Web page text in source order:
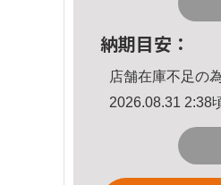
納期目安：
店舗在庫不足の
2026.08.31 2:38